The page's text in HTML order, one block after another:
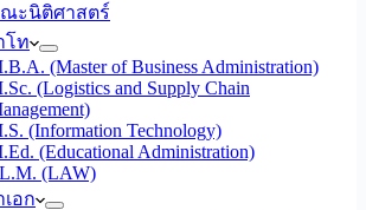
ะนิติศาสตร์
ท
(Master of Business Administration)
(Logistics and Supply Chain
(Information Technology)
(Educational Administration)
(LAW)
อก